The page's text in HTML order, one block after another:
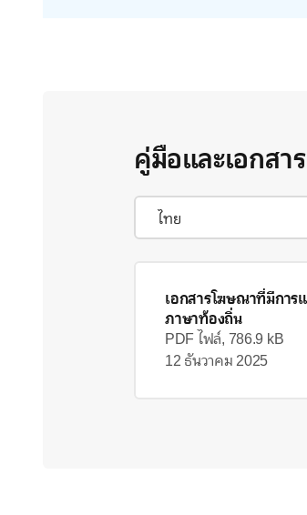
คู่มือและเอกสาร
เอกสารโฆษณาที่มีการ
ภาษาท้องถิ่น
PDF ไฟล์, 786.9 kB
12 ธันวาคม 2025